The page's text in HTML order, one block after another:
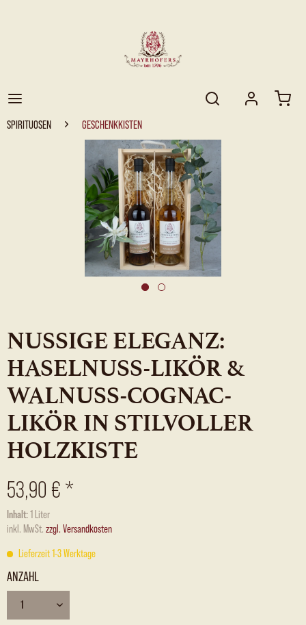
SPIRITUOSEN GESCHENKKISTEN
NUSSIGE ELEGANZ:
HASELNUSS-LIKÖR &
WALNUSS-COGNAC-
LIKÖR IN STILVOLLER
HOLZKISTE
53,90 € *
Inhalt:1 Liter
inkl. MwSt. zzgl. Versandkosten
Lieferzeit 1-3 Werktage
ANZAHL